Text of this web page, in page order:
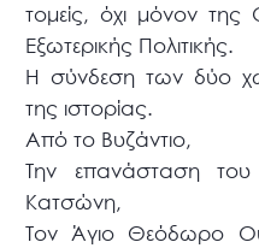
τομείς, όχι μόνον της
Εξωτερικής Πολιτικής.
Η σύνδεση των δύο
της ιστορίας.
Από το Βυζάντιο,
Την επανάσταση
Κατσώνη,
Τον Άγιο Θεόδωρο